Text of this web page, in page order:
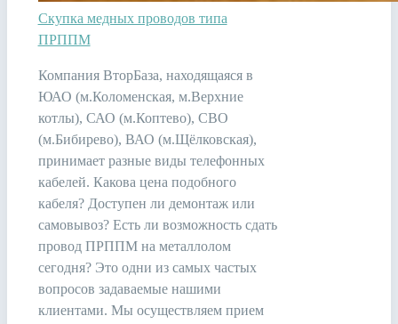
Скупка медных проводов типа
ПРППМ
Компания ВторБаза, находящаяся в
ЮАО (м.Коломенская, м.Верхние
котлы), САО (м.Коптево), СВО
(м.Бибирево), ВАО (м.Щёлковская),
принимает разные виды телефонных
кабелей. Какова цена подобного
кабеля? Доступен ли демонтаж или
самовывоз? Есть ли возможность сдать
провод ПРППМ на металлолом
сегодня? Это одни из самых частых
вопросов задаваемые нашими
клиентами. Мы осуществляем прием